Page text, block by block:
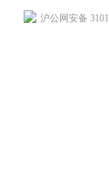
沪公网安备